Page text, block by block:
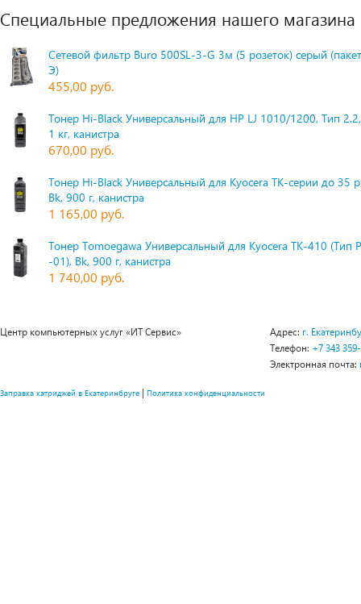
Специальные предложения нашего магазина
Сетевой фильтр Buro 500SL-3-G 3м (5 розеток) серый
Э)
455,00 руб.
Тонер Hi-Black Универсальный для HP LJ 1010/1200, Тип
1 кг, канистра
670,00 руб.
Тонер Hi-Black Универсальный для Kyocera TK-серии до 35
Bk, 900 г, канистра
1 165,00 руб.
Тонер Tomoegawa Универсальный для Kyocera TK-410 (Тип
-01), Bk, 900 г, канистра
1 740,00 руб.
Центр компьютерных услуг «ИТ Сервис» Адрес: г.
Телефон: +7 343
Электронная почта:
Заправка катриджей в Екатеринбруге | Политика конфиденциальности